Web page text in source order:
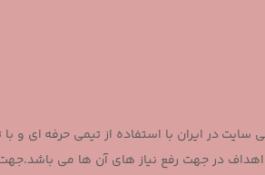
در ایران با استفاده از تیمی حرفه ای و با
در جهت رفع نیاز های آن ها می